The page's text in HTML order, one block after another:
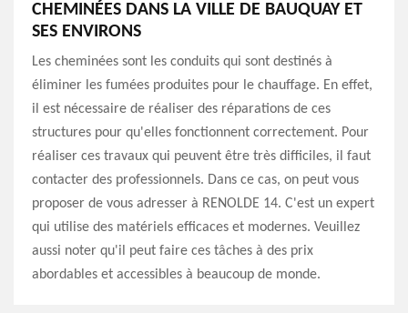
CHEMINÉES DANS LA VILLE DE BAUQUAY ET
SES ENVIRONS
Les cheminées sont les conduits qui sont destinés à
éliminer les fumées produites pour le chauffage. En effet,
il est nécessaire de réaliser des réparations de ces
structures pour qu'elles fonctionnent correctement. Pour
réaliser ces travaux qui peuvent être très difficiles, il faut
contacter des professionnels. Dans ce cas, on peut vous
proposer de vous adresser à RENOLDE 14. C'est un expert
qui utilise des matériels efficaces et modernes. Veuillez
aussi noter qu'il peut faire ces tâches à des prix
abordables et accessibles à beaucoup de monde.